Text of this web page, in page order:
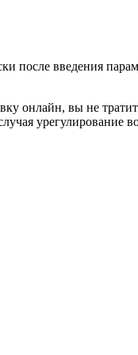
после введения
онлайн, вы не
урегулирование